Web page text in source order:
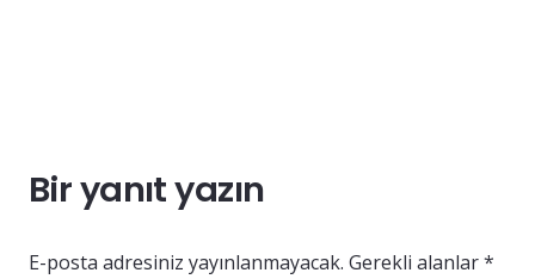
Bir yanıt yazın
E-posta adresiniz yayınlanmayacak. Gerekli alanlar*